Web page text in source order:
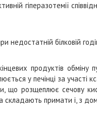
гіперазотемії
недостатній білковій
продуктів обміну
у печінці за
що розщеплює сечову
складають примати і, з